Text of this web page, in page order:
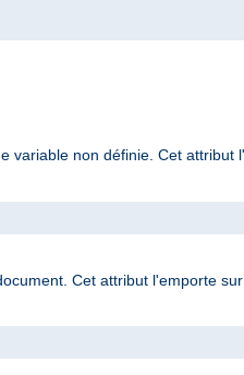
variable non définie. Cet attribut
Cet attribut l'emporte